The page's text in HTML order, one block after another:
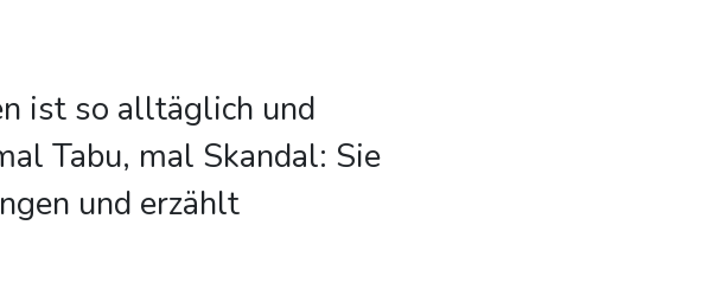
ist so alltäglich und
Tabu, mal Skandal: Sie
und erzählt